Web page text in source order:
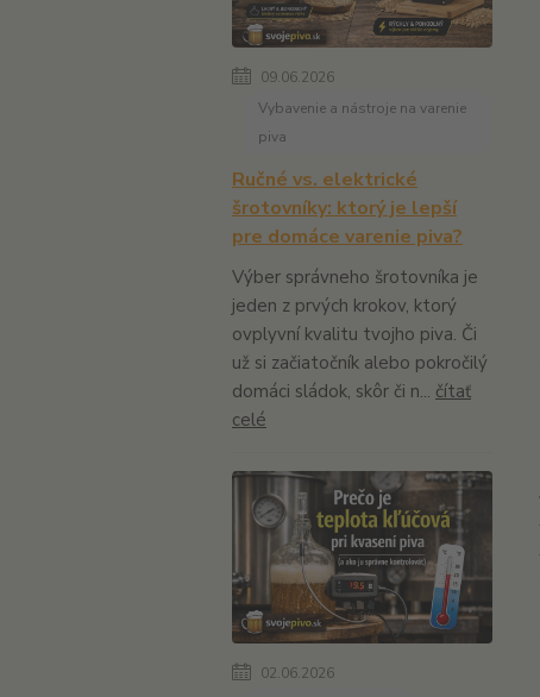
09.06.2026
Vybavenie a nástroje na varenie
piva
Ručné vs. elektrické
šrotovníky: ktorý je lepší
pre domáce varenie piva?
Výber správneho šrotovníka je
jeden z prvých krokov, ktorý
ovplyvní kvalitu tvojho piva. Či
už si začiatočník alebo pokročilý
domáci sládok, skôr či n... čítať
celé
02.06.2026